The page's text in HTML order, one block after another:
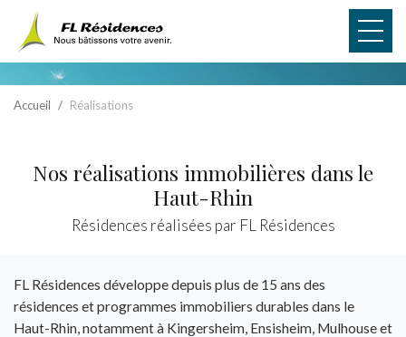
Accueil Réalisations
Nos réalisations immobilières dans le
Haut-Rhin
Résidences réalisées par FL Résidences
FL Résidences développe depuis plus de 15 ans des
résidences et programmes immobiliers durables dans le
Haut-Rhin, notamment à Kingersheim, Ensisheim, Mulhouse et
Panneau de gestion des cookies